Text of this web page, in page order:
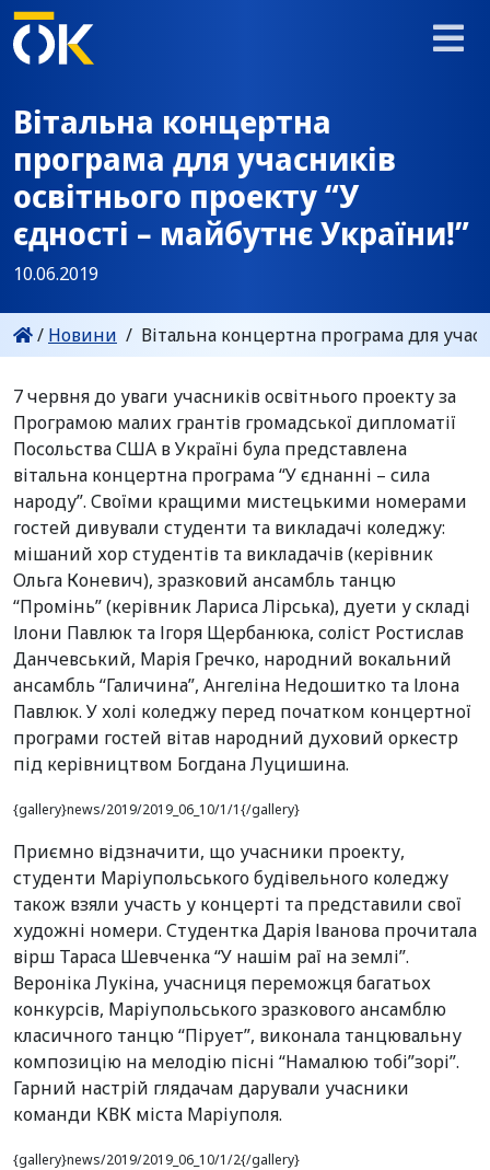
Вітальна концертна
програма для учасників
освітнього проекту “У
єдності – майбутнє України!”
10.06.2019
/ Новини / Вітальна концертна програма для
7 червня до уваги учасників освітнього проекту за
Програмою малих грантів громадської дипломатії
Посольства США в Україні була представлена
вітальна концертна програма “У єднанні – сила
народу”. Своїми кращими мистецькими номерами
гостей дивували студенти та викладачі коледжу:
мішаний хор студентів та викладачів (керівник
Ольга Коневич), зразковий ансамбль танцю
“Промінь” (керівник Лариса Лірська), дуети у складі
Ілони Павлюк та Ігоря Щербанюка, соліст Ростислав
Данчевський, Марія Гречко, народний вокальний
ансамбль “Галичина”, Ангеліна Недошитко та Ілона
Павлюк. У холі коледжу перед початком концертної
програми гостей вітав народний духовий оркестр
під керівництвом Богдана Луцишина.
{gallery}news/2019/2019_06_10/1/1{/gallery}
Приємно відзначити, що учасники проекту,
студенти Маріупольського будівельного коледжу
також взяли участь у концерті та представили свої
художні номери. Студентка Дарія Іванова прочитала
вірш Тараса Шевченка “У нашім раї на землі”.
Вероніка Лукіна, учасниця переможця багатьох
конкурсів, Маріупольського зразкового ансамблю
класичного танцю “Пірует”, виконала танцювальну
композицію на мелодію пісні “Намалюю тобі”зорі”.
Гарний настрій глядачам дарували учасники
команди КВК міста Маріуполя.
{gallery}news/2019/2019_06_10/1/2{/gallery}